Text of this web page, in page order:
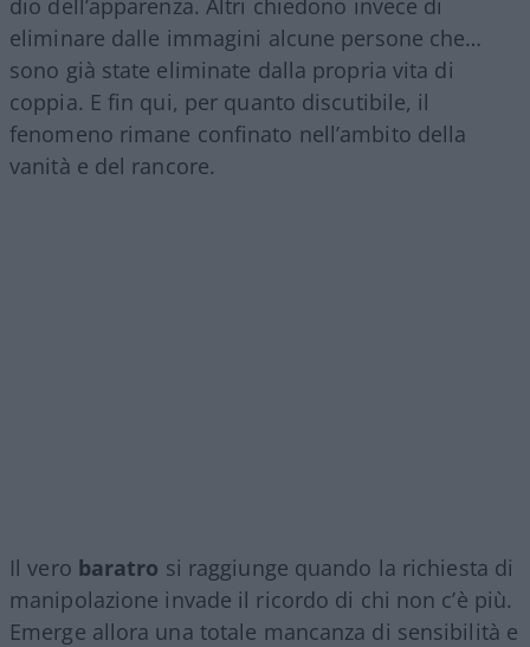
eliminare dalle immagini alcune persone che…
sono già state eliminate dalla propria vita di
coppia. E fin qui, per quanto discutibile, il
fenomeno rimane confinato nell’ambito della
vanità e del rancore.
Il vero baratro si raggiunge quando la richiesta di
manipolazione invade il ricordo di chi non c’è più.
Emerge allora una totale mancanza di sensibilità e